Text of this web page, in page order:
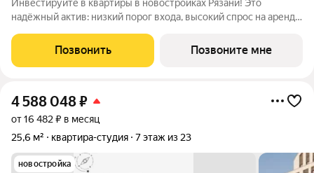
Инвестируйте в квартиры в новостройках Рязани! Это
надёжный актив: низкий порог входа, высокий спрос на аренду
Жилой квартал «Бережно» это проект класса Бизнес,
созданный с уважением к городу и
Позвонить Позвоните мне
4 588 048₽
от 16 482 ₽ в месяц
25,6 м²
квартира-студия 7 этаж из 23
новостройка